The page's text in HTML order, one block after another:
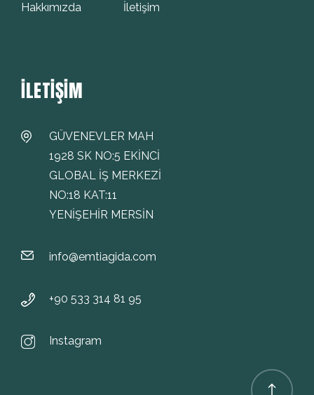
Hakkımızda İletişim
İLETIŞIM
GÜVENEVLER MAH
1928 SK NO:5 EKİNCİ
GLOBAL İŞ MERKEZİ
NO:18 KAT:11
YENİŞEHİR MERSİN
info@emtiagida.com
+90 533 314 81 95
Instagram